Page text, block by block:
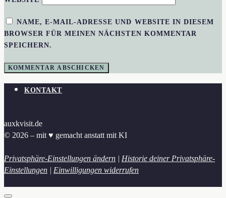
NAME, E-MAIL-ADRESSE UND WEBSITE IN DIESEM
BROWSER FÜR MEINEN NÄCHSTEN KOMMENTAR
SPEICHERN.
KONTAKT
auxkvisit.de
© 2026 – mit ♥︎ gemacht anstatt mit KI
Privatsphäre-Einstellungen ändern | Historie deiner Privatsphäre-
Einstellungen | Einwilligungen widerrufen